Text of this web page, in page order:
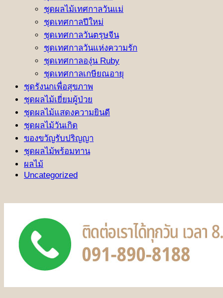
ชุดผลไม้เทศกาลวันแม่
ชุดเทศกาลปีใหม่
ชุดเทศกาลวันตรุษจีน
ชุดเทศกาลวันแห่งความรัก
ชุดเทศกาลองุ่น Ruby
ชุดเทศกาลเกษียณอายุ
ชุดรังนกเพื่อสุขภาพ
ชุดผลไม้เยี่ยมผู้ป่วย
ชุดผลไม้แสดงความยินดี
ชุดผลไม้วันเกิด
ของขวัญรับปริญญา
ชุดผลไม้พร้อมทาน
ผลไม้
Uncategorized